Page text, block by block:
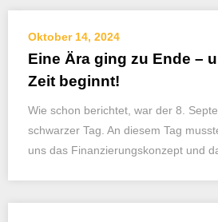
Oktober 14, 2024
Eine Ära ging zu Ende –
Zeit beginnt!
Wie schon berichtet, war der 8.
schwarzer Tag. An diesem Tag
uns das Finanzierungskonzept und